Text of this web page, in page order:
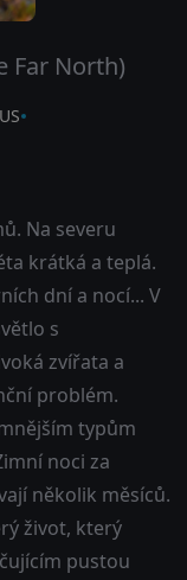
Far North)
US
Na severu
krátká a teplá.
dní a nocí... V
s
zvířata a
problém.
typům
noci za
několik měsíců.
život, který
pustou